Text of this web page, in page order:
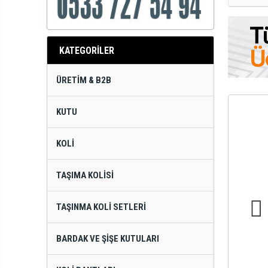
KATEGORİLER
ÜRETIM & B2B
KUTU
KOLI
TAŞIMA KOLISI
TAŞINMA KOLI SETLERI
BARDAK VE ŞIŞE KUTULARI